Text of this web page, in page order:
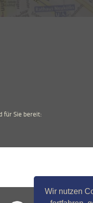
Wir nutzen
für Sie bereit: